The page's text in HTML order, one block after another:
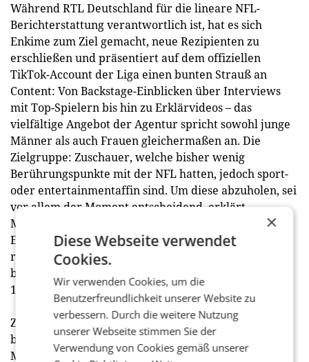
Während RTL Deutschland für die lineare NFL-
Berichterstattung verantwortlich ist, hat es sich
Enkime zum Ziel gemacht, neue Rezipienten zu
erschließen und präsentiert auf dem offiziellen
TikTok-Account der Liga einen bunten Strauß an
Content: Von Backstage-Einblicken über Interviews
mit Top-Spielern bis hin zu Erklärvideos – das
vielfältige Angebot der Agentur spricht sowohl junge
Männer als auch Frauen gleichermaßen an. Die
Zielgruppe: Zuschauer, welche bisher wenig
Berührungspunkte mit der NFL hatten, jedoch sport-
oder entertainmentaffin sind. Um diese abzuholen, sei
vor allem der Moment entscheidend, erklärt
Maximilian Wolf, Head of Business Development bei
Enkime. Es gilt, zum Zeitpunkt des Spielstarts
relevante Inhalte zu liefern, um die Suchanfragen zu
bedienen und das Interesse zu fördern.
100 Prozent digital fernsehen mit Pluto TV
Zum zehnjährigen Firmenjubiläum kann Pluto TV mit
beeindruckenden Zahlen aufwarten: Über eine
Milliarde US-Dollar an globalen Werbeeinnahmen
×
Diese Webseite verwendet
Cookies.
Wir verwenden Cookies, um die
Benutzerfreundlichkeit unserer Website zu
verbessern. Durch die weitere Nutzung
unserer Webseite stimmen Sie der
Verwendung von Cookies gemäß unserer